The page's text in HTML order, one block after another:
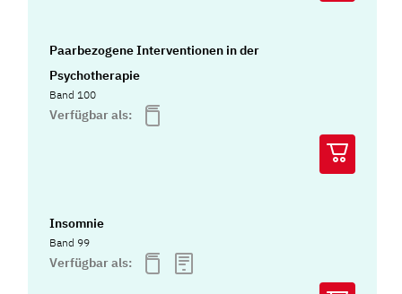
Paarbezogene Interventionen in der
Psychotherapie
Band 100
Verfügbar als:
Insomnie
Band 99
Verfügbar als: